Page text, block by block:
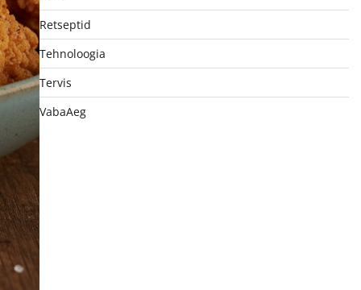
Retseptid
Tehnoloogia
Tervis
VabaAeg